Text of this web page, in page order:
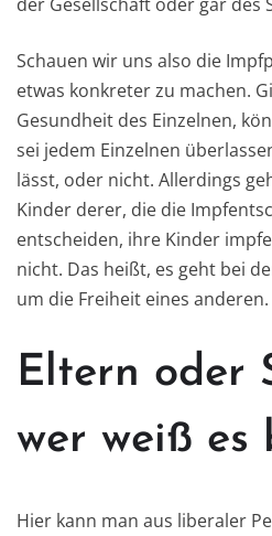
Schauen wir uns also die
etwas konkreter zu machen.
Gesundheit des Einzelnen,
sei jedem Einzelnen
lässt, oder nicht. Allerdings
Kinder derer, die die
entscheiden, ihre Kinder
nicht. Das heißt, es geht bei
um die Freiheit eines anderen.
Eltern oder
wer weiß es
Hier kann man aus liberaler